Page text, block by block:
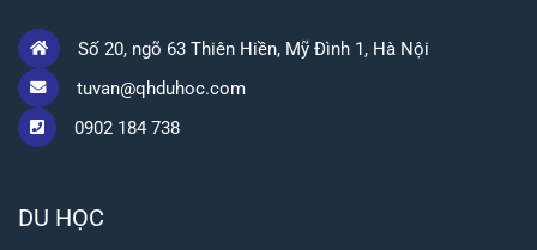
Số 20, ngõ 63 Thiên Hiền, Mỹ Đình 1, Hà Nội
tuvan@qhduhoc.com
0902 184 738
DU HỌC